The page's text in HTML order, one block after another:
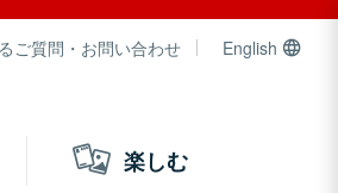
ご質問・お問い合わせ English
楽しむ